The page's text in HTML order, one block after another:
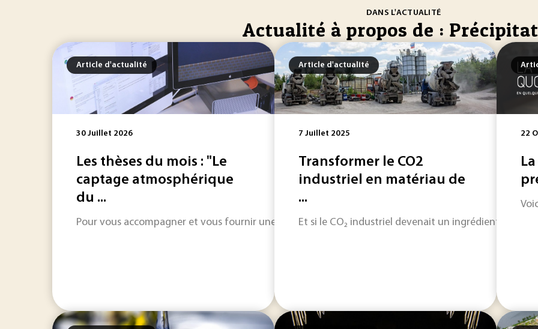
DANS L'ACTUALITÉ
Actualité à propos de :
Article d'actualité
30 Juillet 2026
Les thèses du mois : "Le
captage atmosphérique
du ...
Pour vous accompagner et vous fournir une information toujours plus riche, Techniques de l'Ingénieur
Article d'actualité
7 Juillet 2025
Transformer le CO2
industriel en matériau de
...
Et si le CO₂ industriel devenait un ingrédient clé de
22